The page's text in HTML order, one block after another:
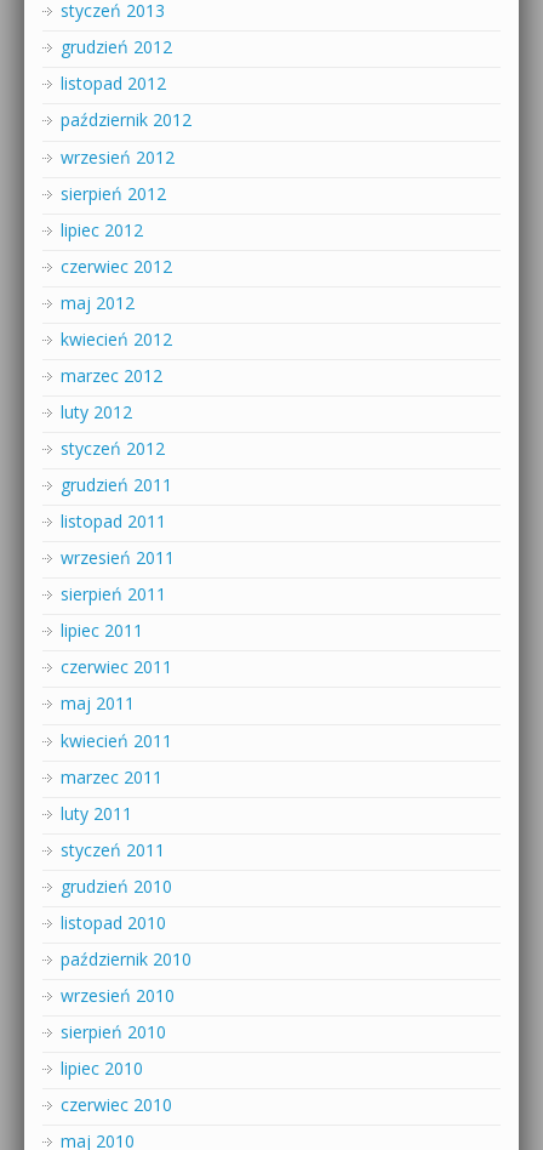
styczeń 2013
grudzień 2012
listopad 2012
październik 2012
wrzesień 2012
sierpień 2012
lipiec 2012
czerwiec 2012
maj 2012
kwiecień 2012
marzec 2012
luty 2012
styczeń 2012
grudzień 2011
listopad 2011
wrzesień 2011
sierpień 2011
lipiec 2011
czerwiec 2011
maj 2011
kwiecień 2011
marzec 2011
luty 2011
styczeń 2011
grudzień 2010
listopad 2010
październik 2010
wrzesień 2010
sierpień 2010
lipiec 2010
czerwiec 2010
maj 2010